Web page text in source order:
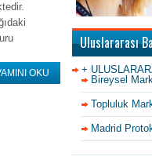
OKU
Uluslararası
+
Bireysel
Topluluk
Madrid